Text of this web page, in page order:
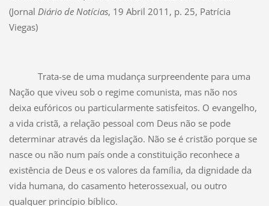
(Jornal Diário de Notícias, 19 Abril 2011, p. 25, Patrícia
Viegas)
Trata-se de uma mudança surpreendente para uma
Nação que viveu sob o regime comunista, mas não nos
deixa eufóricos ou particularmente satisfeitos. O evangelho,
a vida cristã, a relação pessoal com Deus não se pode
determinar através da legislação. Não se é cristão porque se
nasce ou não num país onde a constituição reconhece a
existência de Deus e os valores da família, da dignidade da
vida humana, do casamento heterossexual, ou outro
qualquer princípio bíblico.